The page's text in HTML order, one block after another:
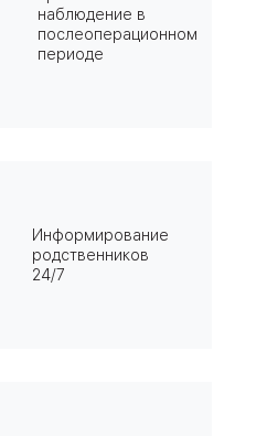
наблюдение в
послеоперационном
периоде
Информирование
родственников
24/7